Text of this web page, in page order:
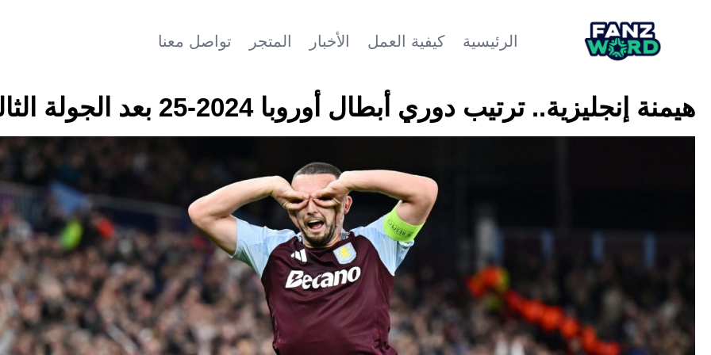
الرئيسية كيفية العمل الأخبار المتجر تواصل معنا
هيمنة إنجليزية.. ترتيب دوري أبطال أوروبا 2024-25 بعد الجولة الثالثة